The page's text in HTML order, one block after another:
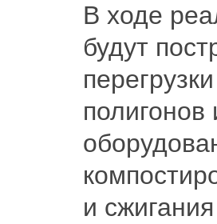
В ходе
будут
и